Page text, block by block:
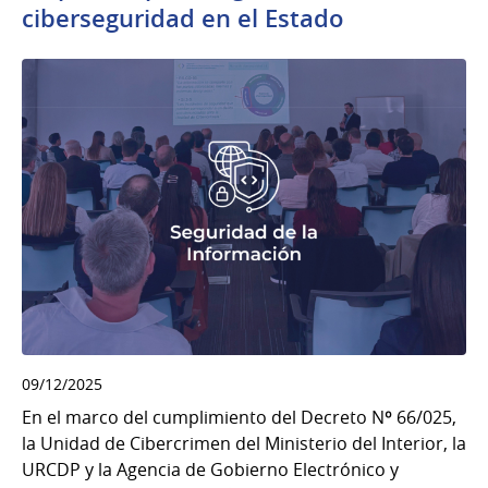
ciberseguridad en el Estado
09/12/2025
En el marco del cumplimiento del Decreto Nº 66/025,
la Unidad de Cibercrimen del Ministerio del Interior, la
URCDP y la Agencia de Gobierno Electrónico y